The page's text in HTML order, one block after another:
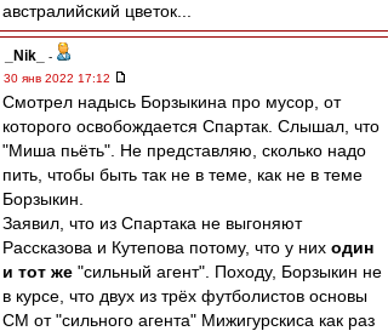
австралийский цветок...
_Nik_
-
30 янв 2022 17:12
Смотрел надысь Борзыкина про мусор, от
которого освобождается Спартак. Слышал, что
"Миша пьёть". Не представляю, сколько надо
пить, чтобы быть так не в теме, как не в теме
Борзыкин.
Заявил, что из Спартака не выгоняют
Рассказова и Кутепова потому, что у них один
и тот же "сильный агент". Походу, Борзыкин не
в курсе, что двух из трёх футболистов основы
СМ от "сильного агента" Мижигурскиса как раз